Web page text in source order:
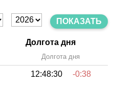
ПОКАЗАТЬ
Долгота дня
Долгота дня
12:48:30
-0:38